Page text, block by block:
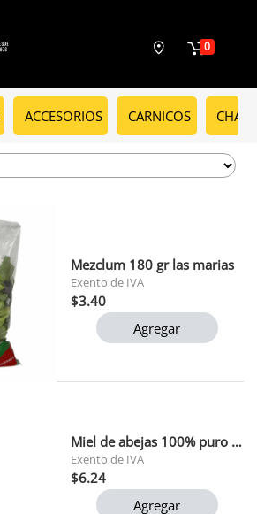
0
ACCESORIOS CARNICOS
Mezclum 180 gr las marias
Exento de IVA
$3.40
Agregar
Miel de abejas 100% puro primavera 250gr 1x24
Exento de IVA
$6.24
Agregar